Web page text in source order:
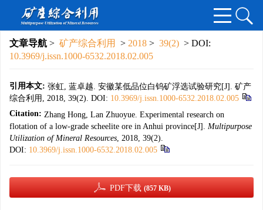
文章导航 > 矿产综合利用 > 2018 > 39(2) > DOI:
10.3969/j.issn.1000-6532.2018.02.005
引用本文: 张虹, 蓝卓越. 安徽某低品位白钨矿浮选试验研究[J]. 矿产
综合利用, 2018, 39(2). DOI: 10.3969/j.issn.1000-6532.2018.02.005
Citation: Zhang Hong, Lan Zhuoyue. Experimental research on
flotation of a low-grade scheelite ore in Anhui province[J]. Multipurpose
Utilization of Mineral Resources, 2018, 39(2).
DOI: 10.3969/j.issn.1000-6532.2018.02.005
PDF下载 (857 KB)